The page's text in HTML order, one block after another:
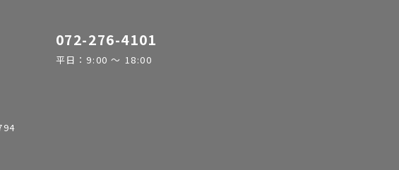
072-276-4101
平日：9:00 ～ 18:00